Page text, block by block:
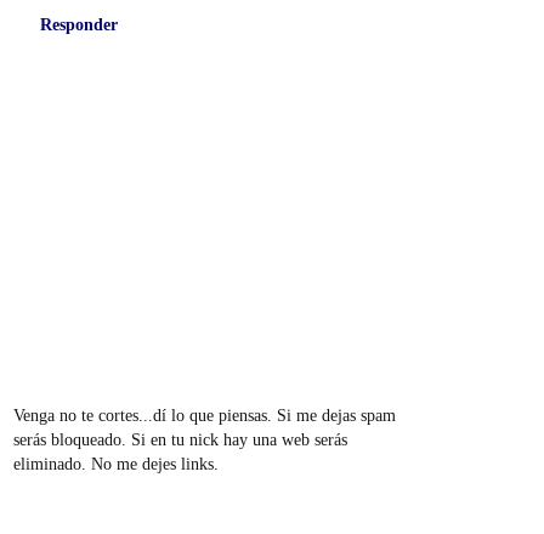
Responder
Venga no te cortes...dí lo que piensas. Si me dejas spam
serás bloqueado. Si en tu nick hay una web serás
eliminado. No me dejes links.